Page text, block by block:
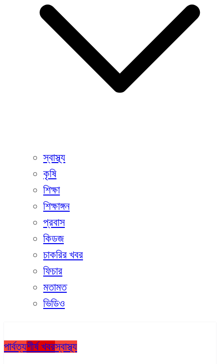
স্বাস্থ্য
কৃষি
শিক্ষা
শিক্ষাঙ্গন
প্রবাস
কিডজ
চাকরির খবর
ফিচার
মতামত
ভিডিও
পার্বত্যশীর্ষ খবরস্বাস্থ্য